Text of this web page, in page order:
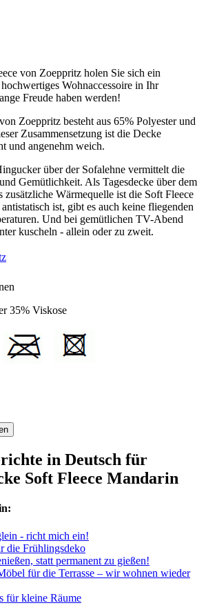
von Zoeppritz holen Sie sich ein
Wohnaccessoire in Ihr
Freude haben werden!
Zoeppritz besteht aus 65% Polyester und
Zusammensetzung ist die Decke
und angenehm weich.
über der Sofalehne vermittelt die
Gemütlichkeit. Als Tagesdecke über dem
zusätzliche Wärmequelle ist die Soft Fleece
ist, gibt es auch keine fliegenden
Und bei gemütlichen TV-Abend
kuscheln - allein oder zu zweit.
35% Viskose
in Deutsch für
Soft Fleece Mandarin
- richt mich ein!
die Frühlingsdeko
statt permanent zu gießen!
für die Terrasse – wir wohnen wieder
für kleine Räume